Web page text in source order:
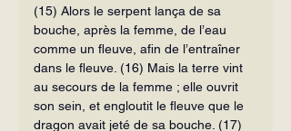
(15) Alors le serpent lança de sa
bouche, après la femme, de l’eau
comme un fleuve, afin de l’entraîner
dans le fleuve. (16) Mais la terre vint
au secours de la femme ; elle ouvrit
son sein, et engloutit le fleuve que le
dragon avait jeté de sa bouche. (17)